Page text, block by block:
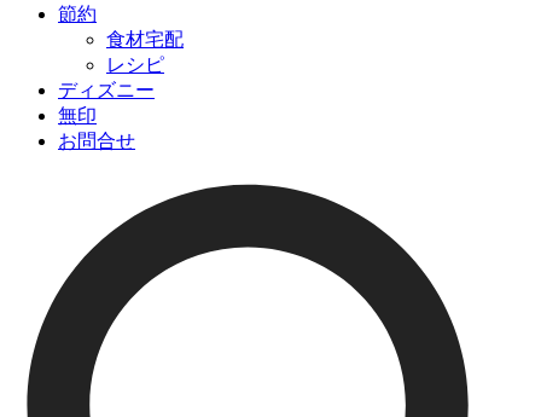
節約
食材宅配
レシピ
ディズニー
無印
お問合せ